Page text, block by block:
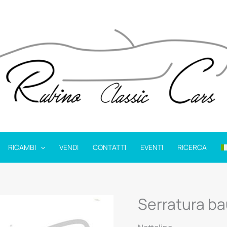
RICAMBI VENDI CONTATTI EVENTI RICERCA
Serratura